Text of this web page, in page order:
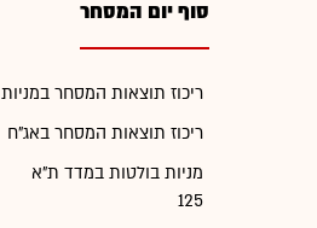
סוף יום המסחר
ריכוז תוצאות המסחר במניות
ריכוז תוצאות המסחר באג"ח
מניות בולטות במדד ת"א
125